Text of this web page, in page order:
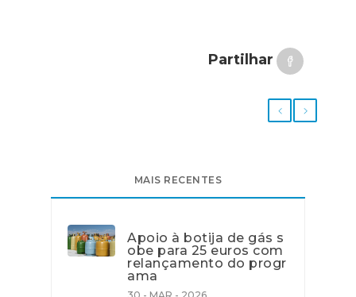
Partilhar
MAIS RECENTES
Apoio à botija de gás s
obe para 25 euros com
relançamento do progr
ama